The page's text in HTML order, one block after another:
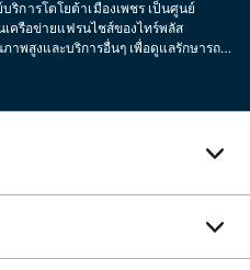
ริการโตโยต้าเมืองเพชร เป็นศูนย์
ครือข่ายแฟรนไชส์ของไทร์พลัส
พสูงและบริการอื่นๆ เพื่อดูแลรักษารถ